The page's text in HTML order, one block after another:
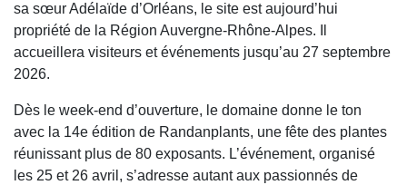
sa sœur Adélaïde d’Orléans, le site est aujourd’hui
propriété de la Région Auvergne-Rhône-Alpes. Il
accueillera visiteurs et événements jusqu’au 27 septembre
2026.
Dès le week-end d’ouverture, le domaine donne le ton
avec la 14e édition de Randanplants, une fête des plantes
réunissant plus de 80 exposants. L’événement, organisé
les 25 et 26 avril, s’adresse autant aux passionnés de